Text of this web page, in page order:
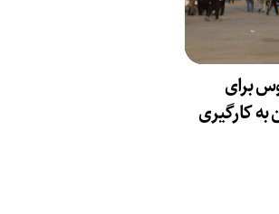
برای
به‌ کارگیری